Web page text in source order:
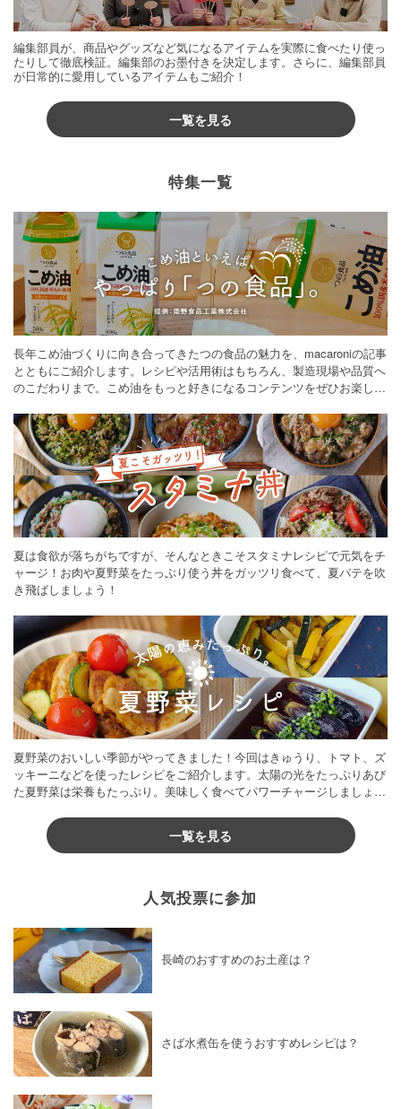
編集部員が、商品やグッズなど気になるアイテムを実際に食べたり使っ
たりして徹底検証。編集部のお墨付きを決定します。さらに、編集部員
が日常的に愛用しているアイテムもご紹介！
一覧を見る
特集一覧
長年こめ油づくりに向き合ってきたつの食品の魅力を、macaroniの記事
とともにご紹介します。レシピや活用術はもちろん、製造現場や品質へ
のこだわりまで。こめ油をもっと好きになるコンテンツをぜひお楽しみ
夏は食欲が落ちがちですが、そんなときこそスタミナレシピで元気をチ
ャージ！お肉や夏野菜をたっぷり使う丼をガッツリ食べて、夏バテを吹
き飛ばしましょう！
夏野菜のおいしい季節がやってきました！今回はきゅうり、トマト、ズ
ッキーニなどを使ったレシピをご紹介します。太陽の光をたっぷりあび
た夏野菜は栄養もたっぷり。美味しく食べてパワーチャージしましょう
一覧を見る
人気投票に参加
長崎のおすすめのお土産は？
さば水煮缶を使うおすすめレシピは？